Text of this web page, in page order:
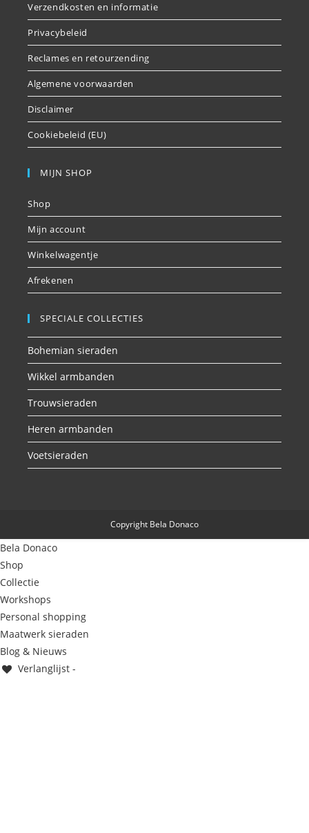
Verzendkosten en informatie
Privacybeleid
Reclames en retourzending
Algemene voorwaarden
Disclaimer
Cookiebeleid (EU)
MIJN SHOP
Shop
Mijn account
Winkelwagentje
Afrekenen
SPECIALE COLLECTIES
Bohemian sieraden
Wikkel armbanden
Trouwsieraden
Heren armbanden
Voetsieraden
Copyright Bela Donaco
Bela Donaco
Shop
Collectie
Workshops
Personal shopping
Maatwerk sieraden
Blog & Nieuws
Verlanglijst -